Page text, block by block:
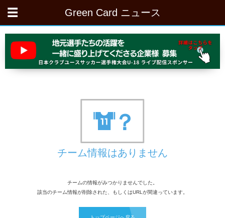
Green Card ニュース
チーム情報はありません
チームの情報がみつかりませんでした。
該当のチーム情報が削除された、もしくはURLが間違っています。